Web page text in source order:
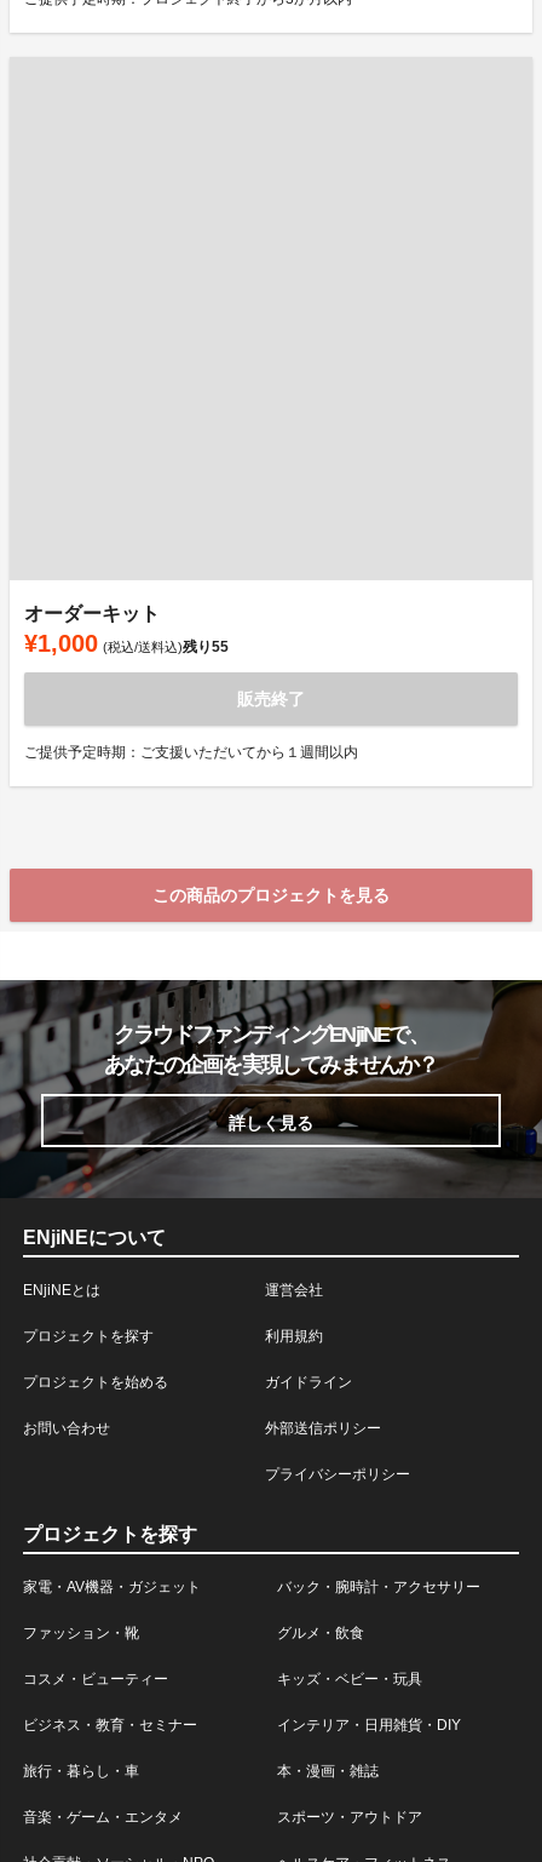
オーダーキット
¥1,000 (税込/送料込)残り55
販売終了
ご提供予定時期：ご支援いただいてから１週間以内
この商品のプロジェクトを見る
クラウドファンディングENjiNEで、
あなたの企画を実現してみませんか？
詳しく見る
ENjiNEについて
ENjiNEとは
プロジェクトを探す
プロジェクトを始める
お問い合わせ
運営会社
利用規約
ガイドライン
外部送信ポリシー
プライバシーポリシー
プロジェクトを探す
家電・AV機器・ガジェット バック・腕時計・アクセサリー
ファッション・靴 グルメ・飲食
コスメ・ビューティー キッズ・ベビー・玩具
ビジネス・教育・セミナー インテリア・日用雑貨・DIY
旅行・暮らし・車 本・漫画・雑誌
音楽・ゲーム・エンタメ スポーツ・アウトドア